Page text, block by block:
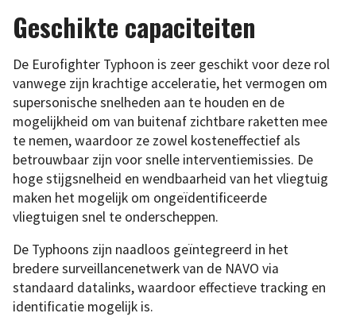
Geschikte capaciteiten
De Eurofighter Typhoon is zeer geschikt voor deze rol
vanwege zijn krachtige acceleratie, het vermogen om
supersonische snelheden aan te houden en de
mogelijkheid om van buitenaf zichtbare raketten mee
te nemen, waardoor ze zowel kosteneffectief als
betrouwbaar zijn voor snelle interventiemissies. De
hoge stijgsnelheid en wendbaarheid van het vliegtuig
maken het mogelijk om ongeïdentificeerde
vliegtuigen snel te onderscheppen.
De Typhoons zijn naadloos geïntegreerd in het
bredere surveillancenetwerk van de NAVO via
standaard datalinks, waardoor effectieve tracking en
identificatie mogelijk is.